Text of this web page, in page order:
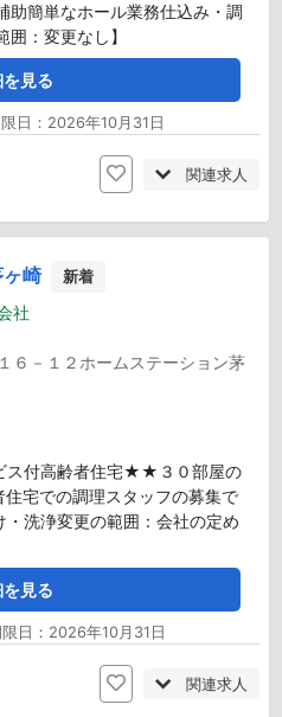
助簡単なホール業務仕込み・調
：変更なし】
見る
日：2026年10月31日
関連求人
ヶ崎 新着
社
６－１２ホームステーション茅
ス付高齢者住宅★★３０部屋の
宅での調理スタッフの募集で
洗浄変更の範囲：会社の定め
見る
日：2026年10月31日
関連求人